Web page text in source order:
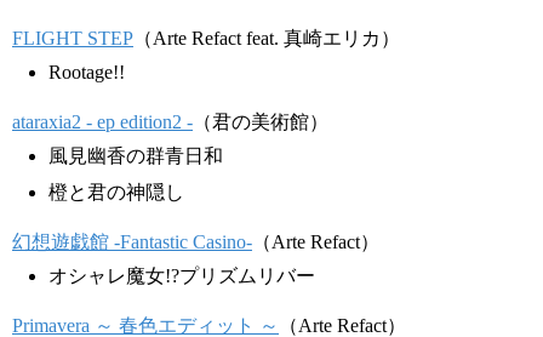
FLIGHT STEP （Arte Refact feat. 真崎エリカ）
Rootage!!
ataraxia2 - ep edition2 - （君の美術館）
風見幽香の群青日和
橙と君の神隠し
幻想遊戯館 -Fantastic Casino- （Arte Refact）
オシャレ魔女!?プリズムリバー
Primavera ～ 春色エディット ～
（Arte Refact）